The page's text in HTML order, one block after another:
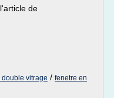
de
vitrage / fenetre en